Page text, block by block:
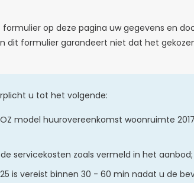
op deze pagina uw gegevens en
formulier garandeert niet dat het
u tot het volgende:
model huurovereenkomst woonruimte
servicekosten zoals vermeld in het aanbod;
is vereist binnen 30 - 60 min nadat u de